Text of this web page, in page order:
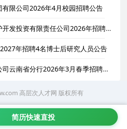
限公司2026年4月校园招聘公告
云南省玉溪市抚仙湖保护开发投资有限责任公司2026年招聘人才公告
年招聘4名博士后研究人员公告
中国农业银行股份有限公司云南省分行2026年3月春季招聘公告
简历快速直投
高层次人才网 版权所有